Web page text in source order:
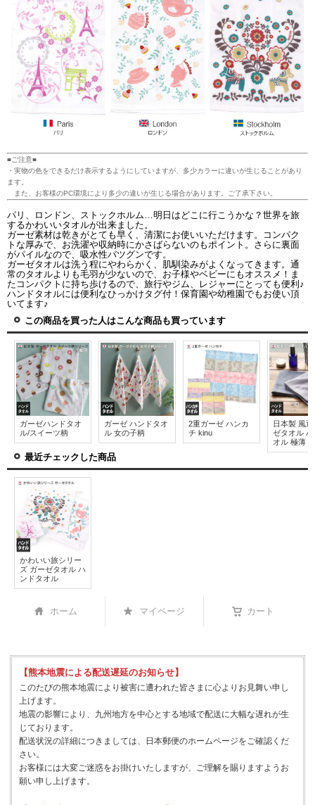
■ご注意■
・実物の色をできるだけ表示するようにしていますが、多少カラーに違いが生じることがあり
ます。
また、お客様のPC環境により多少の違いが生じる場合があります。ご了承下さい。
パリ、ロンドン、ストックホルム…明日はどこに行こうかな？世界を旅
するかわいいタオルが出来ました。
ガーゼ素材は乾きがとても早く、清潔にお使いいただけます。コンパク
トな厚みで、お洗濯や収納時にかさばらないのもポイント。さらに裏面
がパイルなので、吸水性バツグンです。
ガーゼタオルは洗う程にやわらかく、肌馴染みがよくなってきます。通
常のタオルよりも毛羽が少ないので、お子様やベビーにもオススメ！ま
たコンパクトに持ち歩けるので、旅行やジム、レジャーにとっても便利♪
ハンドタオルには便利なひっかけタグ付！保育園や幼稚園でもお使い頂
いてます♪
この商品を買った人はこんな商品も買っています
ガーゼハンドタオ
ル/スイーツ柄
ガーゼ ハンドタオ
ル 女の子柄
2重ガーゼ ハンカ
チ kinu
日本製 風
ゼタオル
オル 極薄
最近チェックした商品
かわいい旅シリー
ズ ガーゼタオル ハ
ンドタオル
ホーム マイページ カート
【熊本地震による配送遅延のお知らせ】
このたびの熊本地震により被害に遭われた皆さまに心よりお見舞い申し
上げます。
地震の影響により、九州地方を中心とする地域で配送に大幅な遅れが生
じております。
配送状況の詳細につきましては、日本郵便のホームページをご確認くだ
さい。
お客様には大変ご迷惑をお掛けいたしますが、ご理解を賜りますようお
願い申し上げます。